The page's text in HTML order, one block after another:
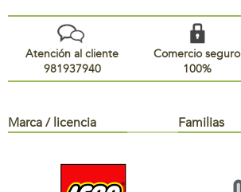
Atención al cliente
981937940
Comercio seguro
100%
Marca / licencia Familias